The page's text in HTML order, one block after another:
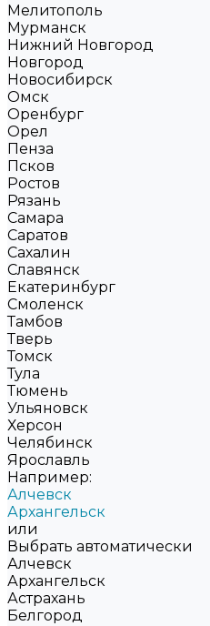
Мелитополь
Мурманск
Нижний Новгород
Новгород
Новосибирск
Омск
Оренбург
Орел
Пенза
Псков
Ростов
Рязань
Самара
Саратов
Сахалин
Славянск
Екатеринбург
Смоленск
Тамбов
Тверь
Томск
Тула
Тюмень
Ульяновск
Херсон
Челябинск
Ярославль
Например:
Алчевск
Архангельск
или
Выбрать автоматически
Алчевск
Архангельск
Астрахань
Белгород